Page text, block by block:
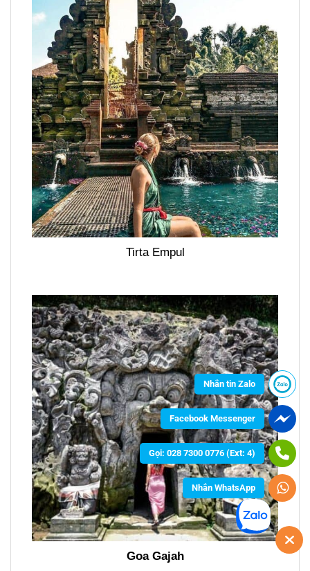
Tirta Empul
Goa Gajah
Nhắn tin Zalo
Facebook Messenger
Gọi: 028 7300 0776 (Ext: 4)
Nhắn WhatsApp